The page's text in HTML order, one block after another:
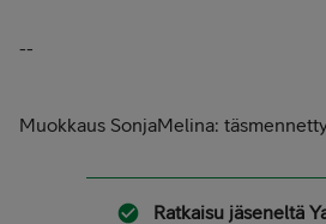
--
Muokkaus SonjaMelina:
Ratkaisu jäseneltä